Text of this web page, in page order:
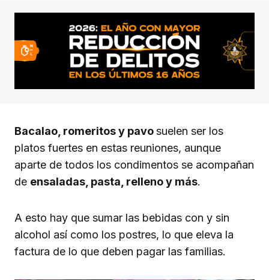
Bacalao, romeritos y pavosuelen ser los
platos fuertes en estas reuniones, aunque
aparte de todos los condimentos se acompañan
de ensaladas, pasta, relleno y más.
A esto hay que sumar las bebidas con y sin
alcohol así como los postres, lo que eleva la
factura de lo que deben pagar las familias.